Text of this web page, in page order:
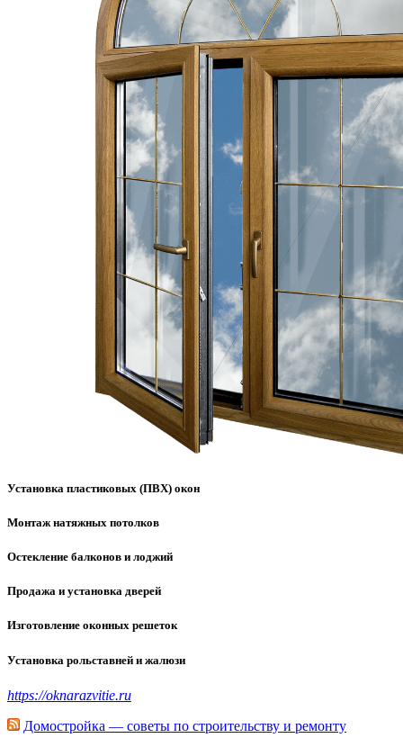
Установка пластиковых (ПВХ) окон
Монтаж натяжных потолков
Остекление балконов и лоджий
Продажа и установка дверей
Изготовление оконных решеток
Установка рольставней и жалюзи
https://oknarazvitie.ru
Домостройка — советы по строительству и ремонту